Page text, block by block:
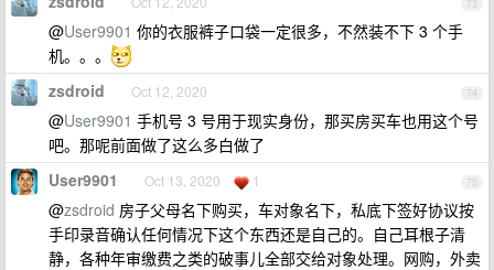
73
@User9901 你的衣服裤子口袋一定很多，不然装不下 3 个手
机。。。
74
zsdroid Oct 12, 2020
@User9901 手机号 3 号用于现实身份，那买房买车也用这个号
吧。那呢前面做了这么多白做了
75
User9901 Oct 13, 2020 1
@zsdroid 房子父母名下购买，车对象名下，私底下签好协议按
手印录音确认任何情况下这个东西还是自己的。自己耳根子清
静，各种年审缴费之类的破事儿全部交给对象处理。网购，外卖